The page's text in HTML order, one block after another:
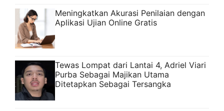
Meningkatkan Akurasi Penilaian dengan
Aplikasi Ujian Online Gratis
Tewas Lompat dari Lantai 4, Adriel Viari
Purba Sebagai Majikan Utama
Ditetapkan Sebagai Tersangka